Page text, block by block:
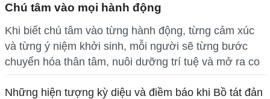
Chú tâm vào mọi hành động
Khi biết chú tâm vào từng hành động, từng cảm xúc
và từng ý niệm khởi sinh, mỗi người sẽ từng bước
chuyển hóa thân tâm, nuôi dưỡng trí tuệ và mở ra co
Những hiện tượng kỳ diệu và điềm báo khi Bồ tát đản